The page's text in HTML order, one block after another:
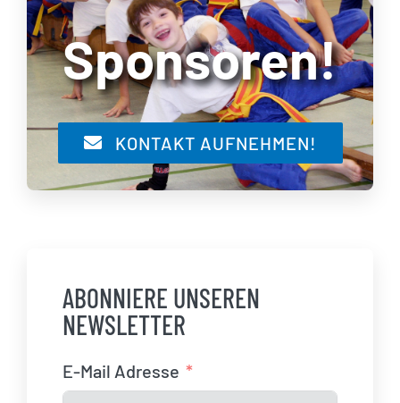
Sponsoren!
KONTAKT AUFNEHMEN!
ABONNIERE UNSEREN
NEWSLETTER
E-Mail Adresse